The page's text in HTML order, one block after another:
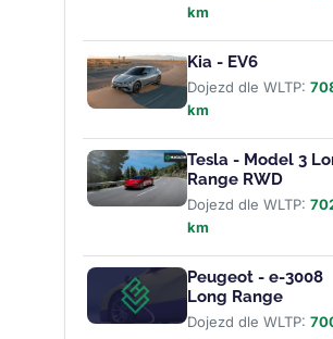
km
Kia - EV6
Dojezd dle WLTP:
km
Tesla - Model 3
Range RWD
Dojezd dle WLTP:
km
Peugeot - e-3008
Long Range
Dojezd dle WLTP: